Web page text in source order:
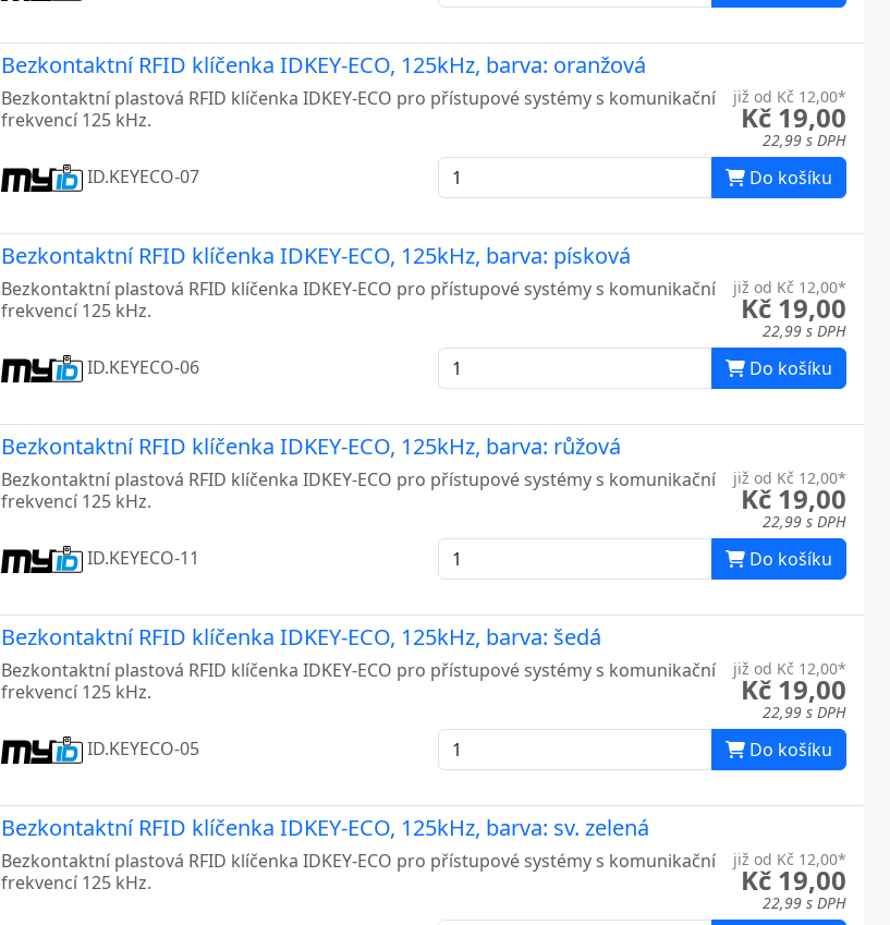
Bezkontaktní RFID klíčenka IDKEY-ECO, 125kHz, barva: oranžová
již od Kč 12,00*
Kč 19,00
22,99 s DPH
Bezkontaktní plastová RFID klíčenka IDKEY-ECO pro přístupové systémy s komunikační
frekvencí 125 kHz.
ID.KEYECO-07 Do košíku
Bezkontaktní RFID klíčenka IDKEY-ECO, 125kHz, barva: písková
již od Kč 12,00*
Kč 19,00
22,99 s DPH
Bezkontaktní plastová RFID klíčenka IDKEY-ECO pro přístupové systémy s komunikační
frekvencí 125 kHz.
ID.KEYECO-06 Do košíku
Bezkontaktní RFID klíčenka IDKEY-ECO, 125kHz, barva: růžová
již od Kč 12,00*
Kč 19,00
22,99 s DPH
Bezkontaktní plastová RFID klíčenka IDKEY-ECO pro přístupové systémy s komunikační
frekvencí 125 kHz.
ID.KEYECO-11 Do košíku
Bezkontaktní RFID klíčenka IDKEY-ECO, 125kHz, barva: šedá
již od Kč 12,00*
Kč 19,00
22,99 s DPH
Bezkontaktní plastová RFID klíčenka IDKEY-ECO pro přístupové systémy s komunikační
frekvencí 125 kHz.
ID.KEYECO-05 Do košíku
Bezkontaktní RFID klíčenka IDKEY-ECO, 125kHz, barva: sv. zelená
již od Kč 12,00*
Kč 19,00
22,99 s DPH
Bezkontaktní plastová RFID klíčenka IDKEY-ECO pro přístupové systémy s komunikační
frekvencí 125 kHz.